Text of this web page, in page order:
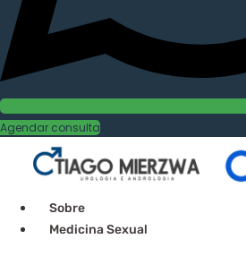
Agendar consulta
Sobre
Medicina Sexual